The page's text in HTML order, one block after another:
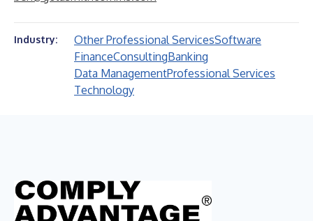
Industry: Other Professional ServicesSoftware
FinanceConsultingBanking
Data ManagementProfessional Services
Technology